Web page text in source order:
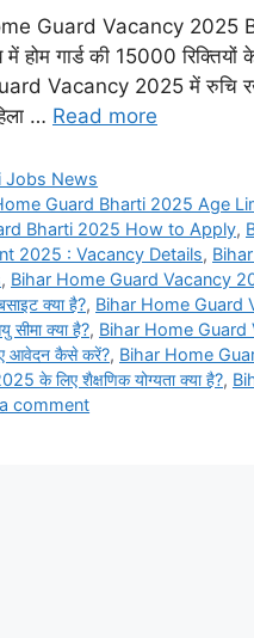
Guard Vacancy 2025
में होम गार्ड की 15000
Vacancy 2025 में रुचि
… Read more
Jobs News
Guard Bharti 2025 Age
Bharti 2025 How to Apply,
2025 : Vacancy Details,
, Bihar Home Guard Vacancy
क्या है?, Bihar Home Guard
क्या है?, Bihar Home Guard
आवेदन कैसे करें?, Bihar Home
के लिए शैक्षणिक योग्यता क्या है?,
comment